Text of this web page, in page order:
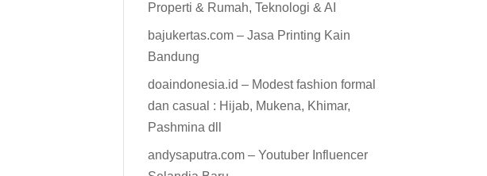
Properti & Rumah, Teknologi & AI
bajukertas.com – Jasa Printing Kain
Bandung
doaindonesia.id – Modest fashion formal
dan casual : Hijab, Mukena, Khimar,
Pashmina dll
andysaputra.com – Youtuber Influencer